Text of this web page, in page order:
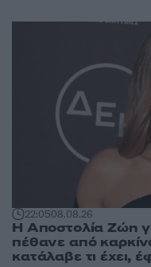
22:0508.08.26
Η Αποστολία Ζώη
πέθανε από
κατάλαβε τι έχει,